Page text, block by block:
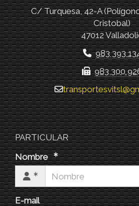
C/ Turquesa, 42-A
Cristobal)
47012
983 393
983 300
transportesvitsl
PARTICULAR
Nombre
E-mail